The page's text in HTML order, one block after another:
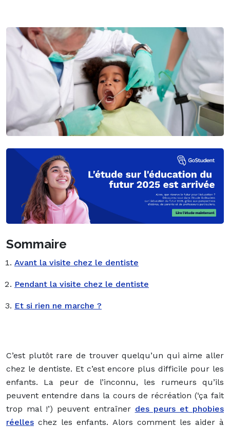
Sommaire
Avant la visite chez le dentiste
Pendant la visite chez le dentiste
Et si rien ne marche ?
C’est plutôt rare de trouver quelqu’un qui aime aller
chez le dentiste. Et c’est encore plus difficile pour les
enfants. La peur de l’inconnu, les rumeurs qu’ils
peuvent entendre dans la cours de récréation (‘ça fait
trop mal !’) peuvent entraîner des peurs et phobies
réelles chez les enfants. Alors comment les aider à